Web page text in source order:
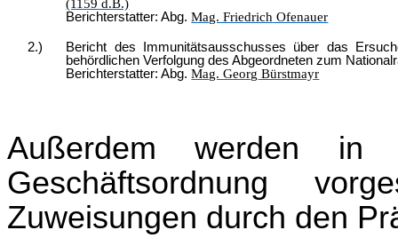
(1159 d.B.)
Berichterstatter: Abg.Mag. Friedrich Ofenauer
2.)
Bericht des Immunitätsausschusses über das
behördlichen Verfolgung des Abgeordneten zum
Berichterstatter: Abg.Mag. Georg Bürstmayr
Außerdem werden
Geschäftsordnung
Zuweisungen durch den